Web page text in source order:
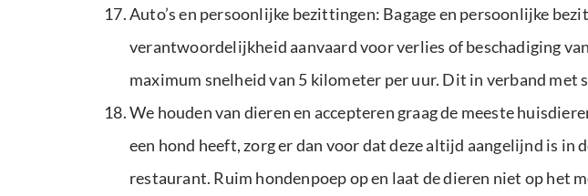
Auto’s en persoonlijke bezittingen: Bagage en persoonlijke
verantwoordelijkheid aanvaard voor verlies of beschadiging
maximum snelheid van 5 kilometer per uur. Dit in verband met
We houden van dieren en accepteren graag de meeste
een hond heeft, zorg er dan voor dat deze altijd aangelijnd is in
restaurant. Ruim hondenpoep op en laat de dieren niet op het